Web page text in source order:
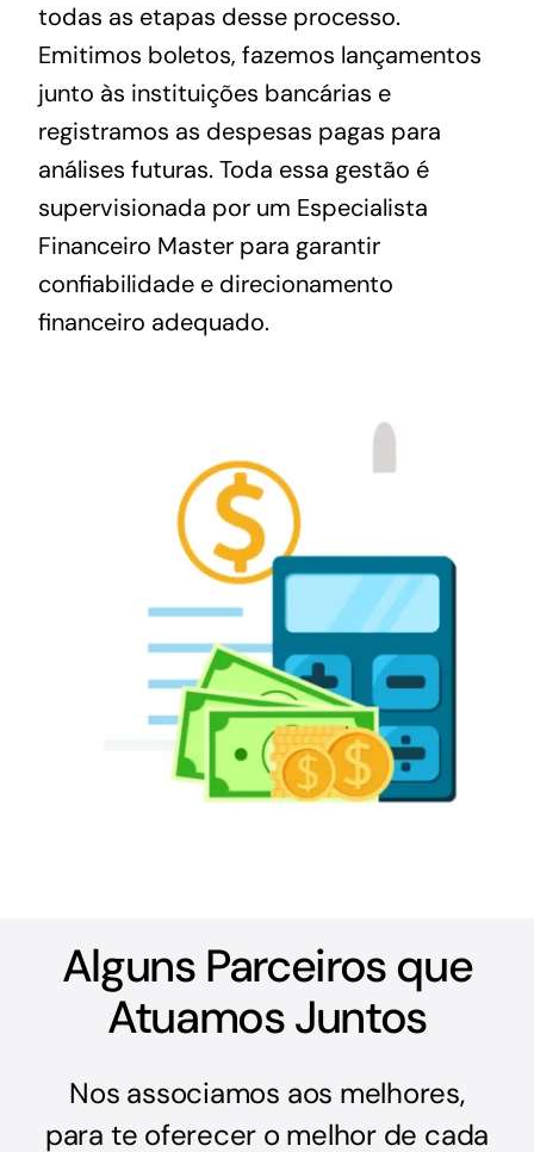
todas as etapas desse processo.
Emitimos boletos, fazemos lançamentos
junto às instituições bancárias e
registramos as despesas pagas para
análises futuras. Toda essa gestão é
supervisionada por um Especialista
Financeiro Master para garantir
confiabilidade e direcionamento
financeiro adequado.
Alguns Parceiros que
Atuamos Juntos
Nos associamos aos melhores,
para te oferecer o melhor de cada